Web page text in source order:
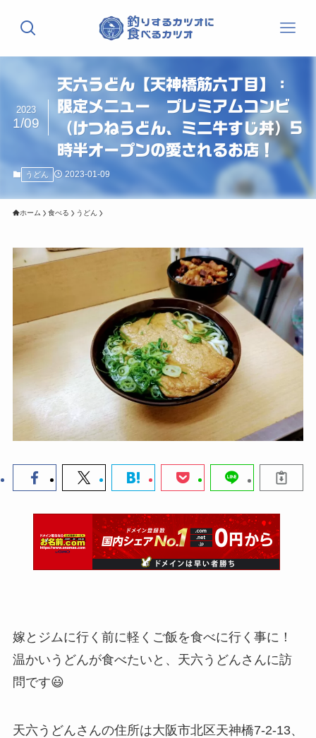
天六うどん【天神橋筋六丁目】：
限定メニュー プレミアムコンビ
（けつねうどん、ミニ牛すじ丼）5
時半オープンの愛されるお店！
2023
1/09
うどん 2023-01-09
ホーム 食べる うどん
嫁とジムに行く前に軽くご飯を食べに行く事に！
温かいうどんが食べたいと、天六うどんさんに訪
問です😃
天六うどんさんの住所は大阪市北区天神橋7-2-13、